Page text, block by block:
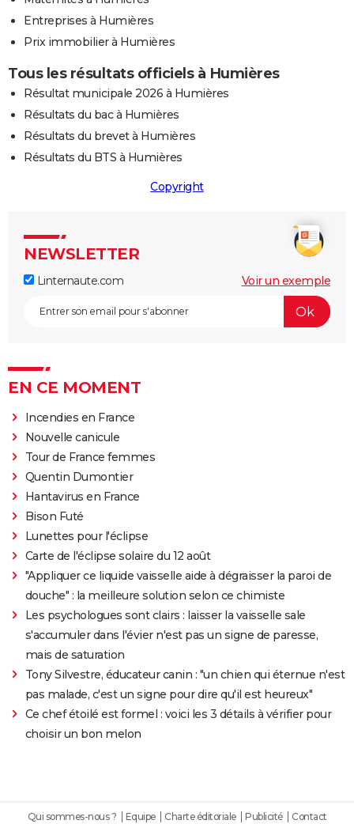
Entreprises à Humières
Prix immobilier à Humières
Tous les résultats officiels à Humières
Résultat municipale 2026 à Humières
Résultats du bac à Humières
Résultats du brevet à Humières
Résultats du BTS à Humières
Copyright
NEWSLETTER
Linternaute.com Voir un exemple
EN CE MOMENT
Incendies en France
Nouvelle canicule
Tour de France femmes
Quentin Dumontier
Hantavirus en France
Bison Futé
Lunettes pour l'éclipse
Carte de l'éclipse solaire du 12 août
"Appliquer ce liquide vaisselle aide à dégraisser la paroi de
douche" : la meilleure solution selon ce chimiste
Les psychologues sont clairs : laisser la vaisselle sale
s'accumuler dans l'évier n'est pas un signe de paresse,
mais de saturation
Tony Silvestre, éducateur canin : "un chien qui éternue n'est
pas malade, c'est un signe pour dire qu'il est heureux"
Ce chef étoilé est formel : voici les 3 détails à vérifier pour
choisir un bon melon
Qui sommes-nous ? Equipe Charte éditoriale Publicité Contact